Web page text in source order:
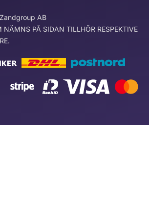
AB
NÄMNS PÅ SIDAN TILLHÖR RESPEKTIVE